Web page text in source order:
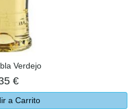
Verdejo
€
a Carrito